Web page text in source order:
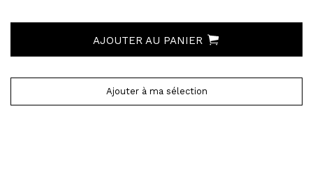
AJOUTER AU PANIER
Ajouter à ma sélection